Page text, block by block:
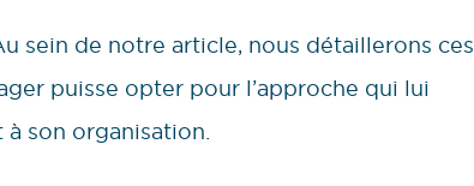
sein de notre article, nous détaillerons ces
puisse opter pour l’approche qui lui
à son organisation.